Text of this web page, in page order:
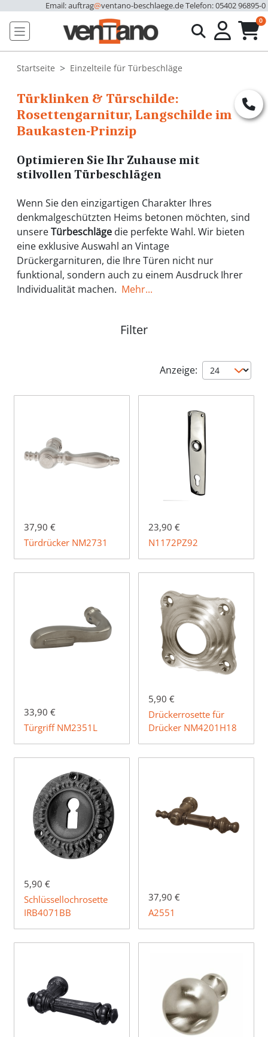
Email: auftrag@ventano-beschlaege.deTelefon: 05402 96895-0
0
Startseite Einzelteile für Türbeschläge
Türklinken & Türschilde:
Rosettengarnitur, Langschilde im
Baukasten-Prinzip
Optimieren Sie Ihr Zuhause mit
stilvollen Türbeschlägen
Wenn Sie den einzigartigen Charakter Ihres
denkmalgeschützten Heims betonen möchten, sind
unsereTürbeschläge die perfekte Wahl. Wir bieten
eine exklusive Auswahl an Vintage
Drückergarnituren, die Ihre Türen nicht nur
funktional, sondern auch zu einem Ausdruck Ihrer
Individualität machen. Mehr...
Filter
Anzeige:
37,90 €
Türdrücker NM2731
23,90 €
N1172PZ92
33,90 €
Türgriff NM2351L
5,90 €
Drückerrosette für
Drücker NM4201H18
5,90 €
Schlüssellochrosette
IRB4071BB
37,90 €
A2551